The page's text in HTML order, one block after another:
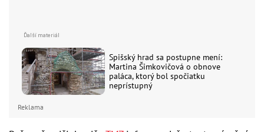
Spišský hrad sa postupne mení:
Martina Šimkovičová o obnove
paláca, ktorý bol spočiatku
neprístupný
Reklama